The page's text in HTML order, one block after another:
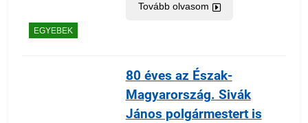
EGYEBEK
Tovább olvasom
80 éves az Észak-
Magyarország. Sivák
János polgármestert is